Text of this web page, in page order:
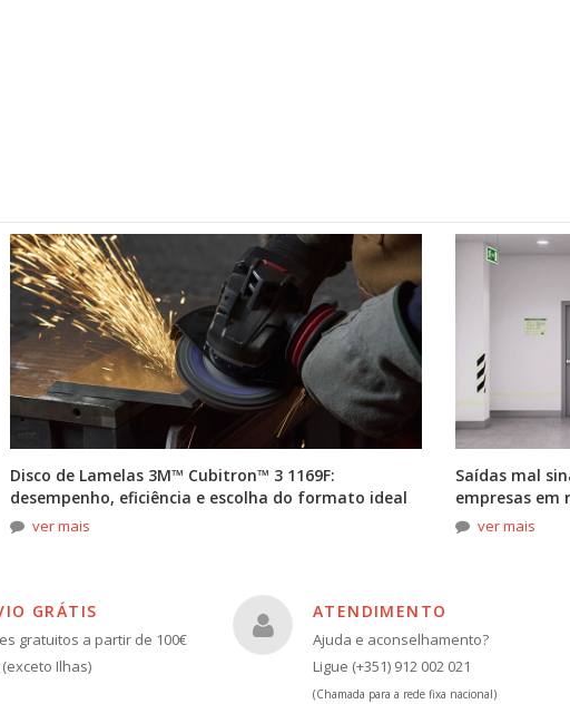
Disco de Lamelas 3M™ Cubitron™ 3 1169F:
desempenho, eficiência e escolha do formato ideal
ver mais
Saídas mal
empresas em
ver mais
GRÁTIS
gratuitos a partir de 100€
Ilhas)
ATENDIMENTO
Ajuda e aconselhamento?
Ligue (+351) 912 002 021
(Chamada para a rede fixa nacional)